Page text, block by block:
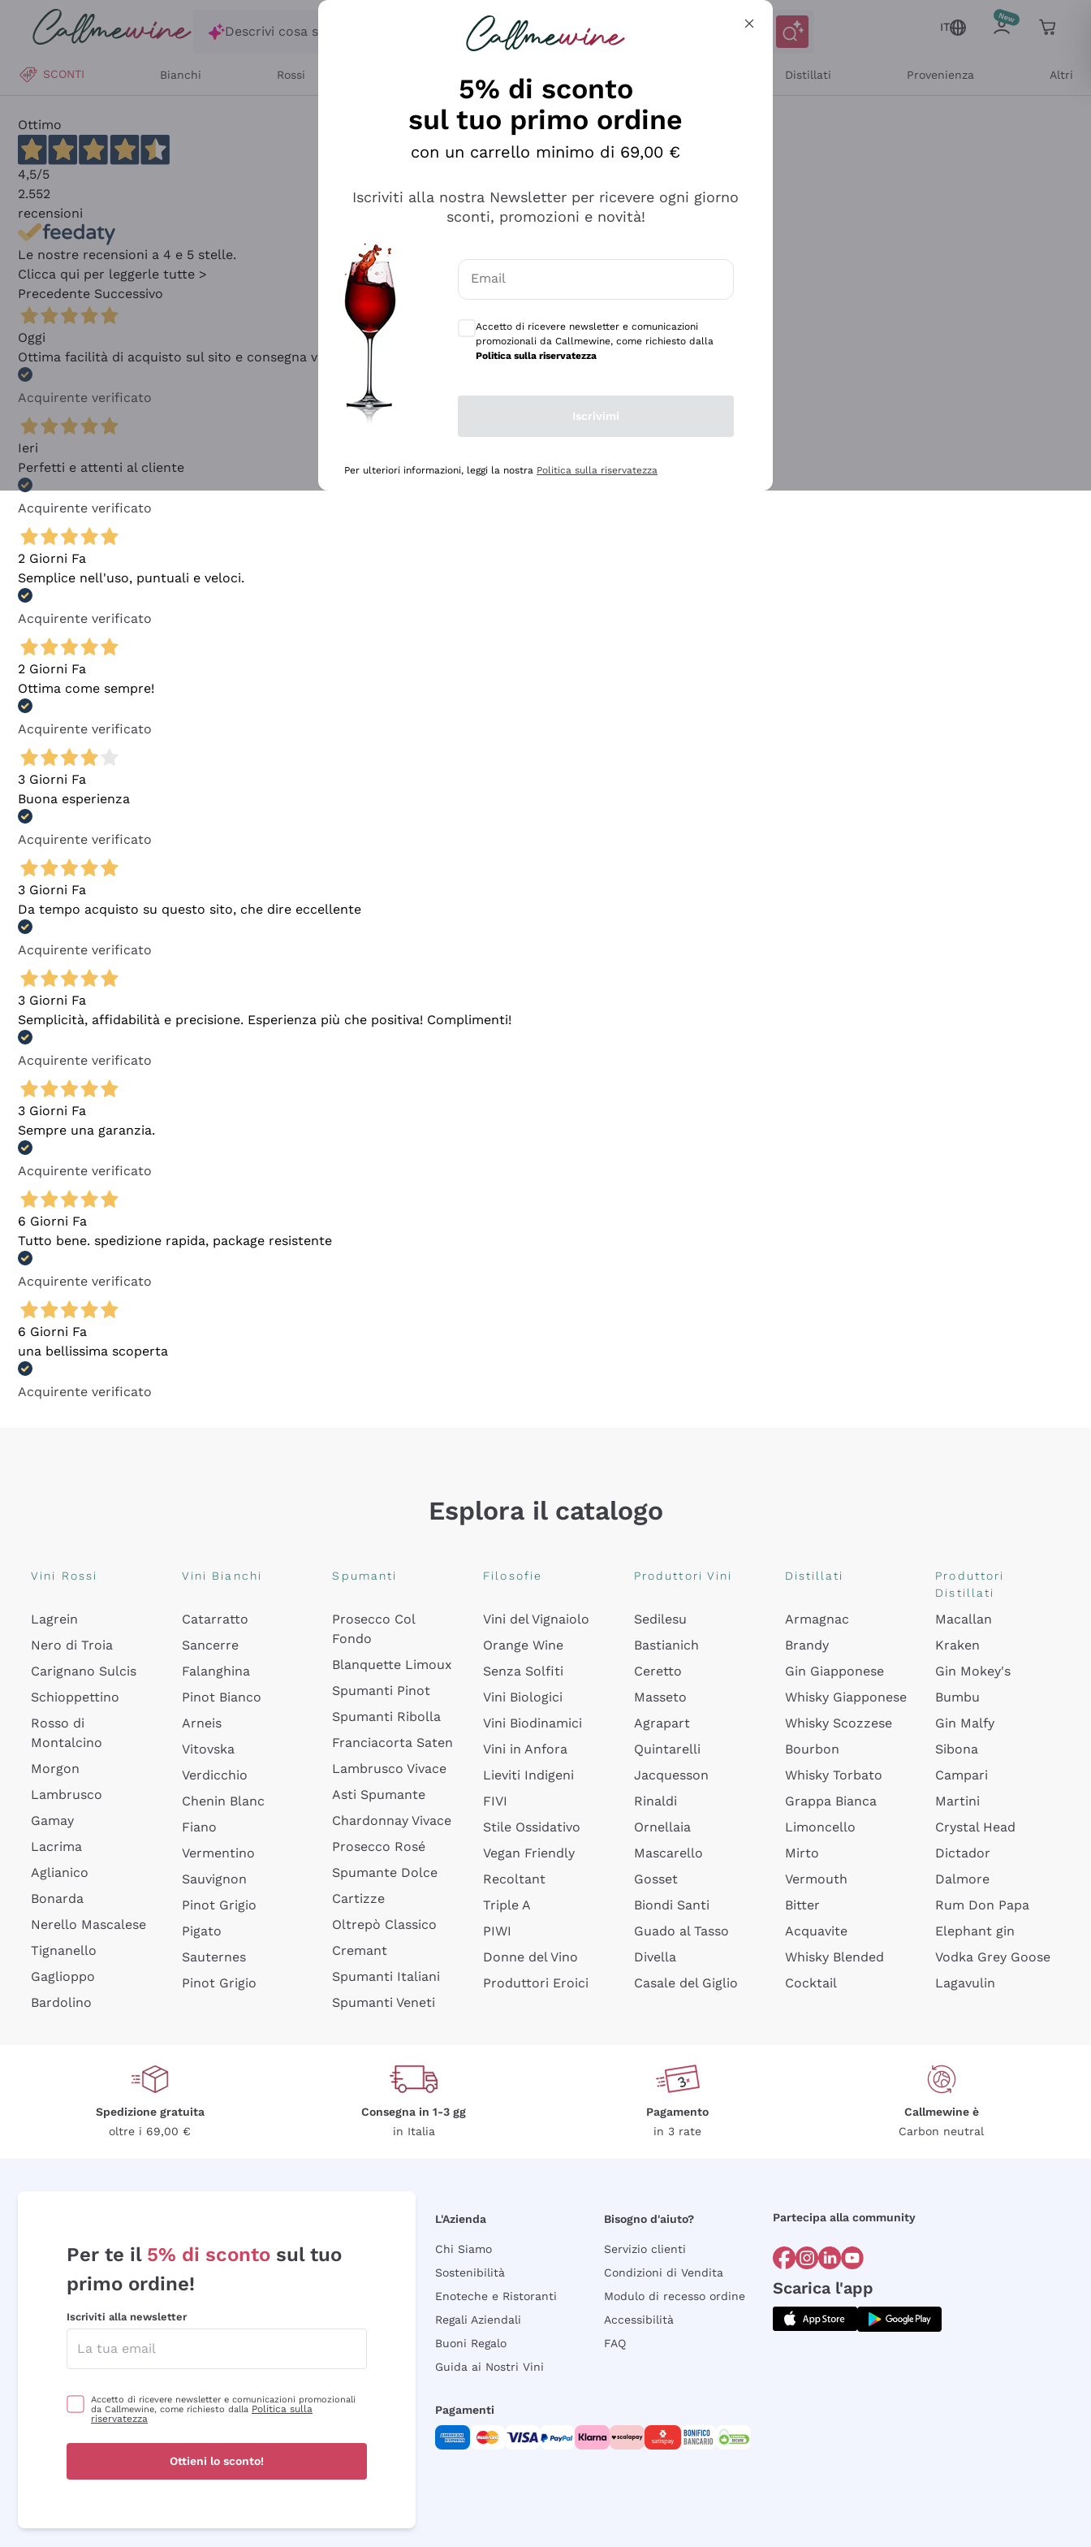
Salta al contenuto principale
Descrivi cosa stai cercando
IT
SCONTI Bianchi Rossi Distillati Provenienza Altri
Ottimo
4,5/5
2.552
recensioni
Le nostre recensioni a 4 e 5 stelle.
Clicca qui per leggerle tutte >
Precedente Successivo
Oggi
Ottima facilità di acquisto sul sito e consegna velocissima
Acquirente verificato
Ieri
Perfetti e attenti al cliente
Acquirente verificato
2 Giorni Fa
Semplice nell'uso, puntuali e veloci.
Acquirente verificato
2 Giorni Fa
Ottima come sempre!
Acquirente verificato
3 Giorni Fa
Buona esperienza
Acquirente verificato
3 Giorni Fa
Da tempo acquisto su questo sito, che dire eccellente
Acquirente verificato
3 Giorni Fa
Semplicità, affidabilità e precisione. Esperienza più che positiva! Complimenti!
Acquirente verificato
3 Giorni Fa
Sempre una garanzia.
Acquirente verificato
6 Giorni Fa
Tutto bene. spedizione rapida, package resistente
Acquirente verificato
6 Giorni Fa
una bellissima scoperta
Acquirente verificato
Esplora il catalogo
Vini Rossi
Lagrein
Nero di Troia
Carignano Sulcis
Schioppettino
Rosso di
Montalcino
Morgon
Lambrusco
Gamay
Lacrima
Aglianico
Bonarda
Nerello Mascalese
Tignanello
Gaglioppo
Bardolino
Vini Bianchi
Catarratto
Sancerre
Falanghina
Pinot Bianco
Arneis
Vitovska
Verdicchio
Chenin Blanc
Fiano
Vermentino
Sauvignon
Pinot Grigio
Pigato
Sauternes
Pinot Grigio
Spumanti
Prosecco Col
Fondo
Blanquette Limoux
Spumanti Pinot
Spumanti Ribolla
Franciacorta Saten
Lambrusco Vivace
Asti Spumante
Chardonnay Vivace
Prosecco Rosé
Spumante Dolce
Cartizze
Oltrepò Classico
Cremant
Spumanti Italiani
Spumanti Veneti
Filosofie
Vini del Vignaiolo
Orange Wine
Senza Solfiti
Vini Biologici
Vini Biodinamici
Vini in Anfora
Lieviti Indigeni
FIVI
Stile Ossidativo
Vegan Friendly
Recoltant
Triple A
PIWI
Donne del Vino
Produttori Eroici
Produttori Vini
Sedilesu
Bastianich
Ceretto
Masseto
Agrapart
Quintarelli
Jacquesson
Rinaldi
Ornellaia
Mascarello
Gosset
Biondi Santi
Guado al Tasso
Divella
Casale del Giglio
Distillati
Armagnac
Brandy
Gin Giapponese
Whisky Giapponese
Whisky Scozzese
Bourbon
Whisky Torbato
Grappa Bianca
Limoncello
Mirto
Vermouth
Bitter
Acquavite
Whisky Blended
Cocktail
Produttori
Distillati
Macallan
Kraken
Gin Mokey's
Bumbu
Gin Malfy
Sibona
Campari
Martini
Crystal Head
Dictador
Dalmore
Rum Don Papa
Elephant gin
Vodka Grey Goose
Lagavulin
Spedizione gratuita
oltre i 69,00 €
Consegna in 1-3 gg
in Italia
Pagamento
in 3 rate
Callmewine è
Carbon neutral
Per te il 5% di sconto sul tuo
primo ordine!
Iscriviti alla newsletter
Accetto di ricevere newsletter e comunicazioni promozionali
da Callmewine, come richiesto dalla Politica sulla
riservatezza
Ottieni lo sconto!
L'Azienda
Chi Siamo
Sostenibilità
Enoteche e Ristoranti
Regali Aziendali
Buoni Regalo
Guida ai Nostri Vini
Bisogno d'aiuto?
Servizio clienti
Condizioni di Vendita
Modulo di recesso ordine
Accessibilità
FAQ
Partecipa alla community
Scarica l'app
Pagamenti
5% di sconto
sul tuo primo ordine
con un carrello minimo di 69,00 €
Iscriviti alla nostra Newsletter per ricevere ogni giorno
sconti, promozioni e novità!
Email
Accetto di ricevere newsletter e comunicazioni
promozionali da Callmewine, come richiesto dalla
Politica sulla riservatezza
Iscrivimi
Per ulteriori informazioni, leggi la nostra Politica sulla riservatezza